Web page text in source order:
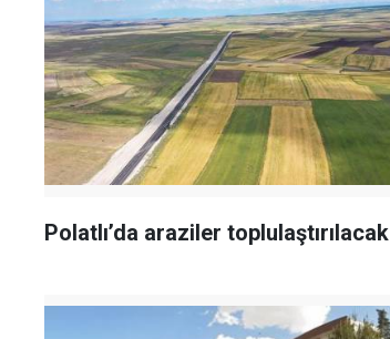
Polatlı’da araziler toplulaştırılacak